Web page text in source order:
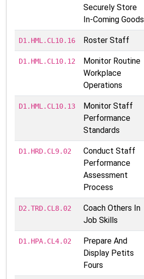
Securely Store
In-Coming Goods
D1.HML.CL10.16 Roster Staff
D1.HML.CL10.12
Monitor Routine
Workplace
Operations
D1.HML.CL10.13
Monitor Staff
Performance
Standards
D1.HRD.CL9.02
Conduct Staff
Performance
Assessment
Process
D2.TRD.CL8.02
Coach Others In
Job Skills
D1.HPA.CL4.02
Prepare And
Display Petits
Fours